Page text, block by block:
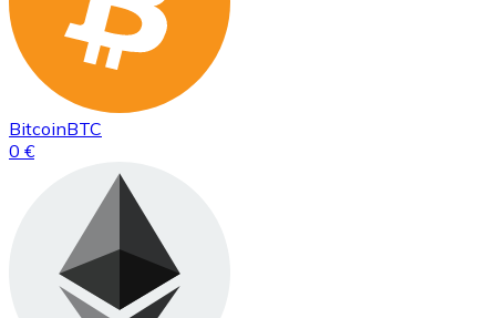
BitcoinBTC
0 €